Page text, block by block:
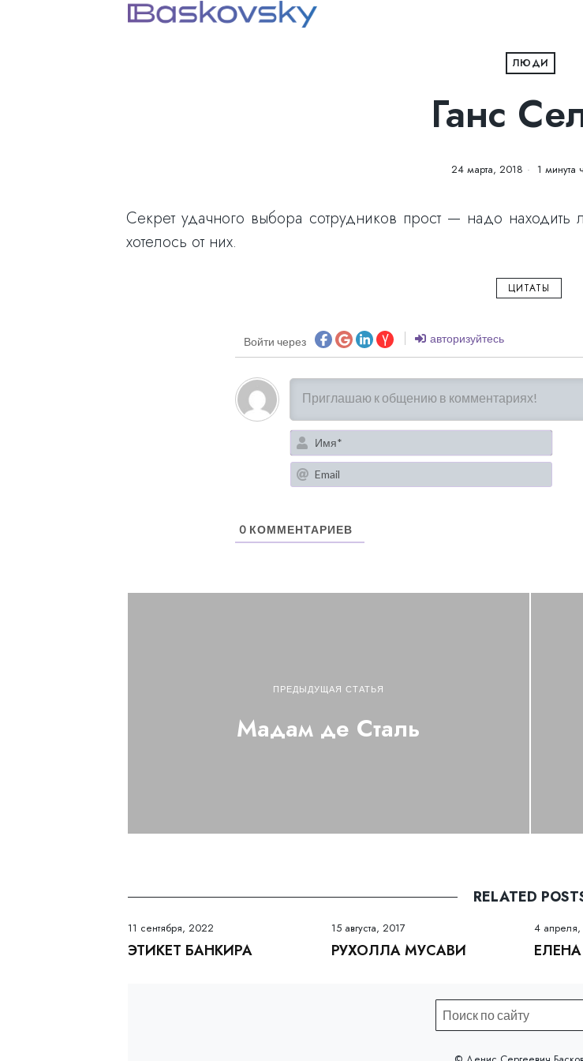
ЛЮДИ
Ганс
24 марта, 2018 1 минута
Секрет удачного выбора сотрудников прост — надо находить
хотелось от них.
ЦИТАТЫ
Войти через авторизуйтесь
Имя*
Email
0 КОММЕНТАРИЕВ
ПРЕДЫДУЩАЯ СТАТЬЯ
Мадам де Сталь
RELATED
11 сентября, 2022
ЭТИКЕТ БАНКИРА
15 августа, 2017
РУХОЛЛА МУСАВИ
4